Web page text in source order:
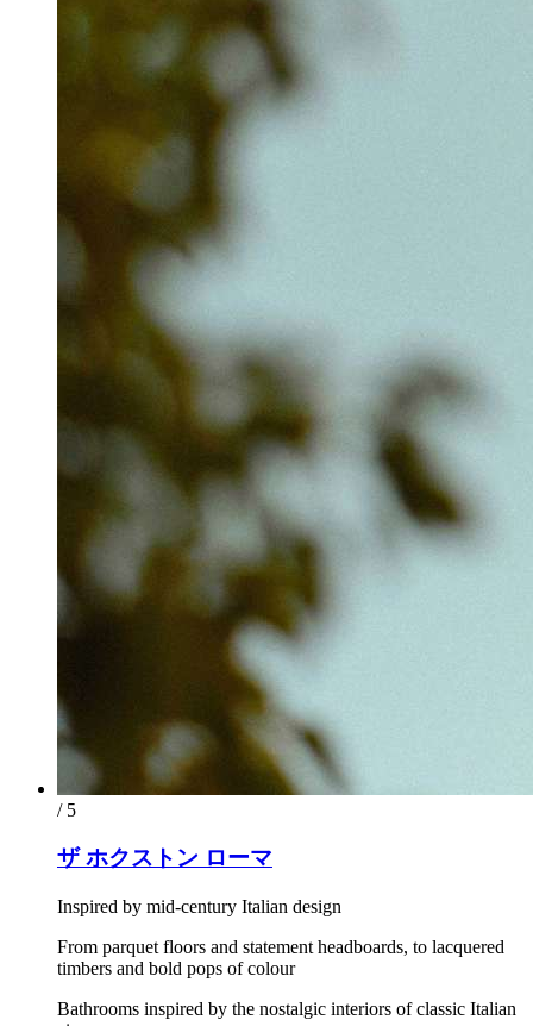
/ 5
ザ ホクストン ローマ
Inspired by mid-century Italian design
From parquet floors and statement headboards, to lacquered
timbers and bold pops of colour
Bathrooms inspired by the nostalgic interiors of classic Italian